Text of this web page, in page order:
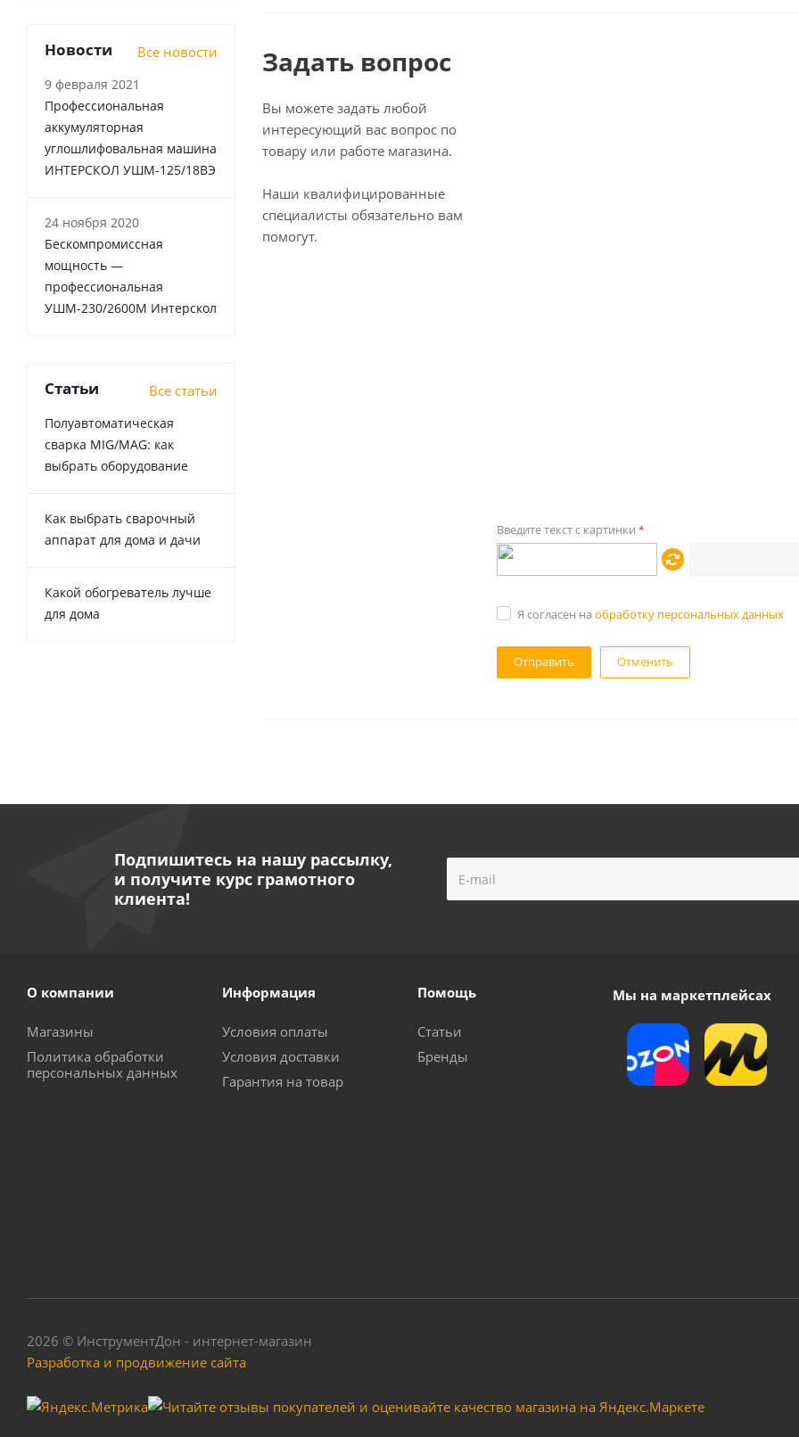
Задать вопрос
Вы можете задать любой
интересующий вас вопрос по
товару или работе магазина.
Наши квалифицированные
специалисты обязательно вам
помогут.
Введите текст с картинки *
Я согласен на обработку персональных данных
Отменить
Новости Все новости
9 февраля 2021
Профессиональная
аккумуляторная
углошлифовальная машина
ИНТЕРСКОЛ УШМ-125/18ВЭ
24 ноября 2020
Бескомпромиссная
мощность —
профессиональная
УШМ-230/2600М Интерскол
Статьи Все статьи
Полуавтоматическая
сварка MIG/MAG: как
выбрать оборудование
Как выбрать сварочный
аппарат для дома и дачи
Какой обогреватель лучше
для дома
Подпишитесь на нашу рассылку,
и получите курс грамотного
клиента!
О компании
Магазины
Политика обработки
персональных данных
Информация
Условия оплаты
Условия доставки
Гарантия на товар
Помощь
Статьи
Бренды
Мы на маркетплейсах
2026 © ИнструментДон - интернет-магазин
Разработка и продвижение сайта